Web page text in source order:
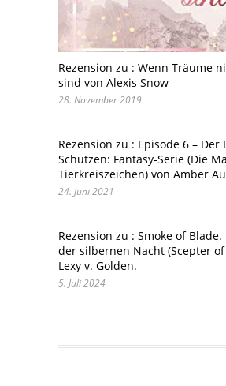
Rezension zu : Wenn Träume
sind von Alexis Snow
28. November 2019
Rezension zu : Episode 6 – Der
Schützen: Fantasy-Serie (Die
Tierkreiszeichen) von Amber
24. Juni 2021
Rezension zu : Smoke of Blade.
der silbernen Nacht (Scepter of
Lexy v. Golden.
5. Juli 2024